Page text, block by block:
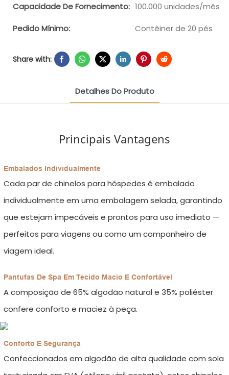
Capacidade De Fornecimento: 100.000 unidades/mês
Pedido Mínimo: Contêiner de 20 pés
Share with:
Detalhes Do Produto
Principais Vantagens
Embalados Individualmente
Cada par de chinelos para hóspedes é embalado
individualmente em uma embalagem selada, garantindo
que estejam impecáveis ​​e prontos para uso imediato —
perfeitos para viagens ou como um companheiro de
viagem ideal.
Pantufas De Spa Em Tecido Macio E Confortável
A composição de 65% algodão natural e 35% poliéster
confere conforto e maciez à peça.
Conforto E Segurança
Confeccionados em algodão de alta qualidade com sola